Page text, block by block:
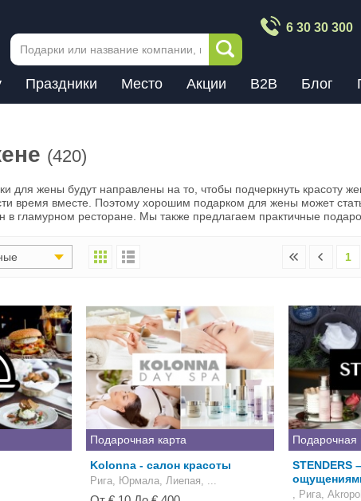
6 30 30 300
Праздники Место Акции B2B Блог
(420)
для жены будут направлены на то, чтобы подчеркнуть красоту
время вместе. Поэтому хорошим подарком для жены может
в гламурном ресторане. Мы также предлагаем практичные
1
Подарочная карта
Kolonna - салон красоты
Рига, Юрмала, Лиепая, ...
Подарочная
STENDERS
, Рига,